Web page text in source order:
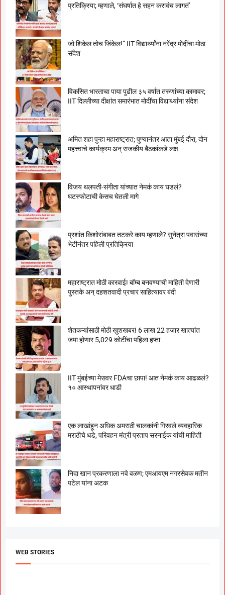
प्रतिक्रिया; म्हणाले, ‘संघर्षात हे सहन करावंच लागतं’
जो शिकेल तोच जिंकेल!” IIT विद्यार्थ्यांना नरेंद्र मोदींचा मोठा
संदेश
विकसित भारताचा पाया पुढील ३५ वर्षांत तरुणांच्या कामावर;
IIT दिल्लीच्या दीक्षांत समारंभात मोदींचा विद्यार्थ्यांना संदेश
अमित शहा पुन्हा महाराष्ट्रात; पुण्यानंतर आता मुंबई दौरा, दोन
महत्त्वाचे कार्यक्रम अन् राजकीय बैठकांकडे लक्ष
विजय थलपती-संगीता यांच्यात नेमकं काय घडलं?
घटस्फोटाची केसच घेतली मागे
प्रशांत किशोरांबाबत तटकरे काय म्हणाले? सुनेत्रा पवारांच्या
भेटीनंतर पहिली प्रतिक्रिया
महाराष्ट्रात मोठी कारवाई! बॉम्ब बनवण्याची माहिती देणारी
पुस्तके अन् दहशतवादी प्रचार साहित्यावर बंदी
शेतकऱ्यांसाठी मोठी खुशखबर! 6 लाख 22 हजार खात्यांत
जमा होणार 5,029 कोटींचा पहिला हप्ता
IIT मुंबईच्या मेसवर FDAचा छापा! आत नेमकं काय आढळलं?
१० आस्थापनांवर धाडी
एक लाखांहून अधिक अमराठी चालकांनी गिरवले व्यवहारिक
मराठीचे धडे, परिवहन मंत्री प्रताप सरनाईक यांची माहिती
निदा खान प्रकरणाला नवे वळण; एमआयएम नगरसेवक मतीन
पटेल यांना अटक
WEB STORIES